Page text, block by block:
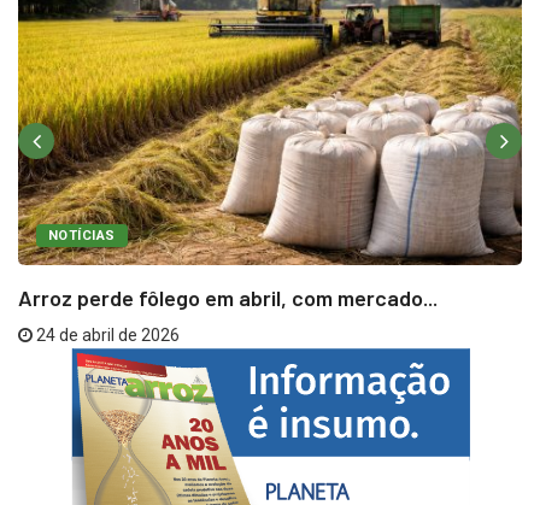
NOTÍCIAS
Arroz perde fôlego em abril, com mercado...
24 de abril de 2026